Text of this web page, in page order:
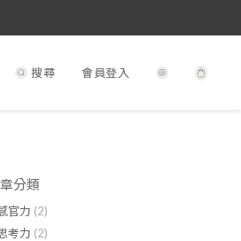
搜尋 會員登入
分類
官力 (2)
考力 (2)